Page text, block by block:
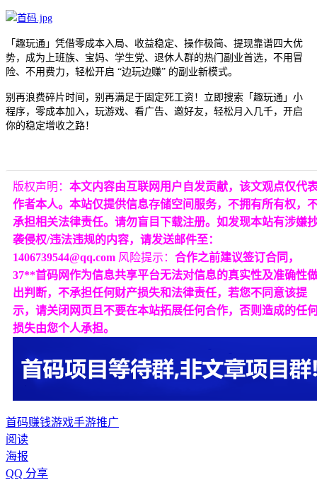
「趣玩通」凭借零成本入局、收益稳定、操作极简、提现靠谱四大优
势，成为上班族、宝妈、学生党、退休人群的热门副业首选，不用冒
险、不用费力，轻松开启 “边玩边赚” 的副业新模式。
别再浪费碎片时间，别再满足于固定死工资！立即搜索「趣玩通」小
程序，零成本加入，玩游戏、看广告、邀好友，轻松月入几千，开启
你的稳定增收之路！
版权声明： 本文内容由互联网用户自发贡献，该文观点仅代
作者本人。本站仅提供信息存储空间服务，不拥有所有权，
承担相关法律责任。请勿盲目下载注册。如发现本站有涉嫌
袭侵权/违法违规的内容，请发送邮件至：
1406739544@qq.com 风险提示： 合作之前建议签订合同，
37**首码网作为信息共享平台无法对信息的真实性及准确性
出判断，不承担任何财产损失和法律责任，若您不同意该提
示，请关闭网页且不要在本站拓展任何合作，否则造成的任
损失由您个人承担。
首码赚钱游戏手游推广
阅读
海报
QQ 分享